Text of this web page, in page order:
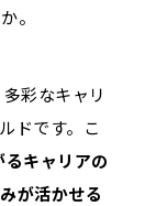
。
彩なキャリ
ドです。こ
キャリアの
が活かせる